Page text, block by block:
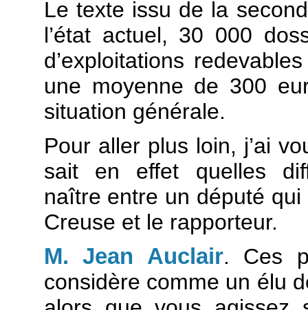
Le texte issu de la
l’état actuel, 30 000
d’exploitations
une moyenne de 300
situation générale.
Pour aller plus loin, j’ai
sait en effet quelles
naître entre un député
Creuse et le rapporteur.
M. Jean Auclair. Ces
considère comme un élu